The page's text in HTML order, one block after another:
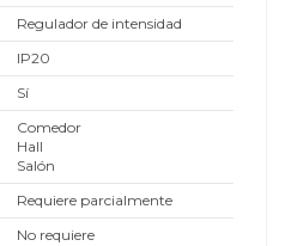
Regulador de intensidad
IP20
Sí
Comedor
Hall
Salón
Requiere parcialmente
No requiere